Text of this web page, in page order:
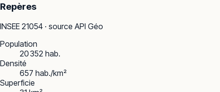
Repères
INSEE 21054 · source API Géo
Population
20 352 hab.
Densité
657 hab./km²
Superficie